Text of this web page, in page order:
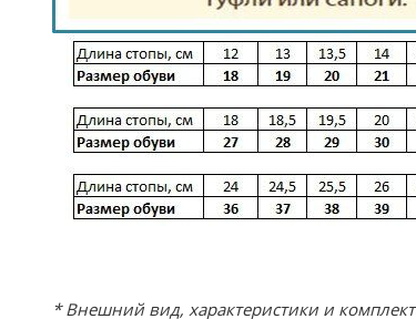
* Внешний вид, характеристики и